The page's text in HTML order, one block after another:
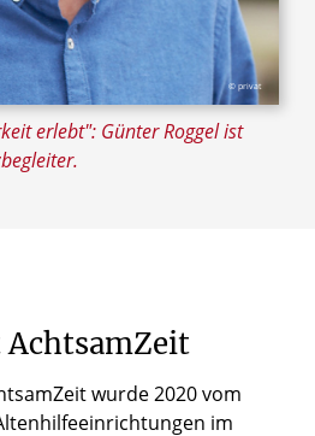
© privat
erlebt": Günter Roggel ist
AchtsamZeit
wurde 2020 vom
im